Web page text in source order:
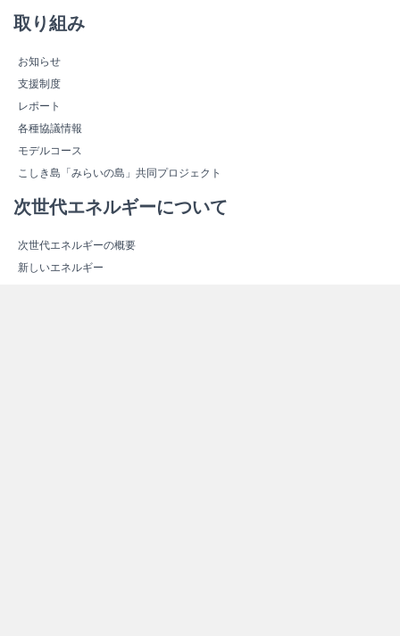
取り組み
お知らせ
支援制度
レポート
各種協議情報
モデルコース
こしき島「みらいの島」共同プロジェクト
次世代エネルギーについて
次世代エネルギーの概要
新しいエネルギー